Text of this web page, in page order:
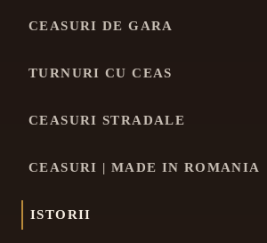
CEASURI DE GARA
TURNURI CU CEAS
CEASURI STRADALE
CEASURI | MADE IN ROMANIA
ISTORII